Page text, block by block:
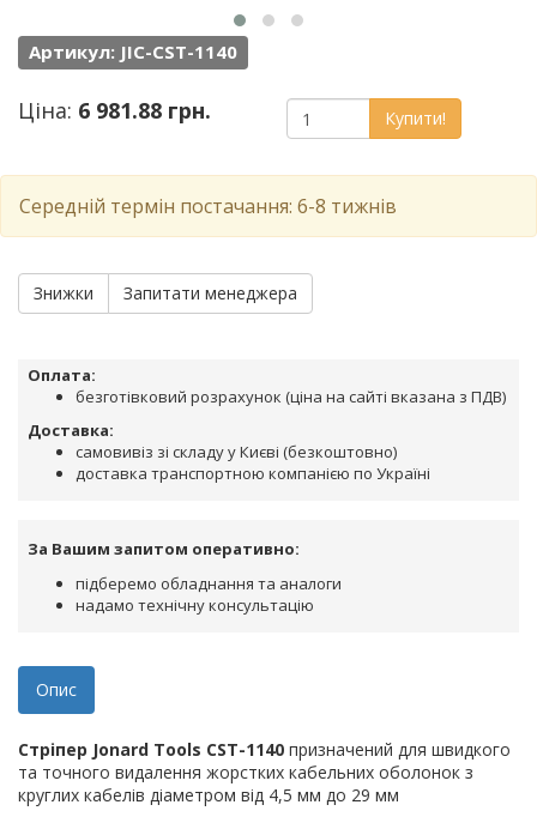
Артикул: JIC-CST-1140
Ціна: 6 981.88 грн. Купити!
Середній термін постачання: 6-8 тижнів
Знижки Запитати менеджера
Оплата:
безготівковий розрахунок (ціна на сайті вказана з ПДВ)
Доставка:
самовивіз зі складу у Києві (безкоштовно)
доставка транспортною компанією по Україні
За Вашим запитом оперативно:
підберемо обладнання та аналоги
надамо технічну консультацію
Опис
Стріпер Jonard Tools CST-1140 призначений для швидкого
та точного видалення жорстких кабельних оболонок з
круглих кабелів діаметром від 4,5 мм до 29 мм